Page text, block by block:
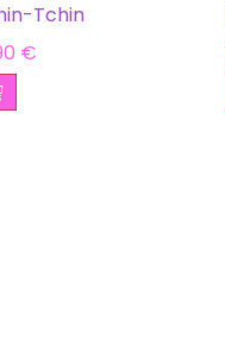
Tchin
€